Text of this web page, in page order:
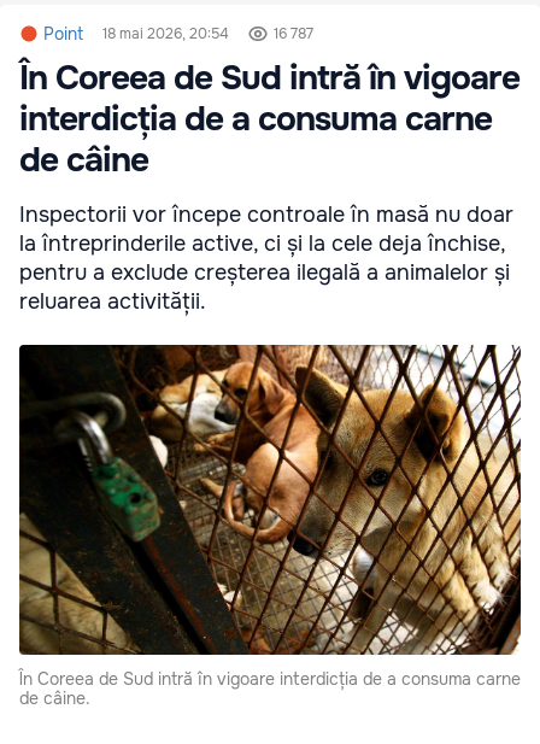
Point 18 mai 2026, 20:54 16 787
În Coreea de Sud intră în vigoare
interdicția de a consuma carne
de câine
Inspectorii vor începe controale în masă nu doar
la întreprinderile active, ci și la cele deja închise,
pentru a exclude creșterea ilegală a animalelor și
reluarea activității.
În Coreea de Sud intră în vigoare interdicția de a consuma carne
de câine.